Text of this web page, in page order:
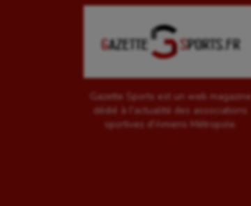
Gazette Sports est un web magazine
dédié à l'actualité des associations
sportives d'Amiens Métropole.